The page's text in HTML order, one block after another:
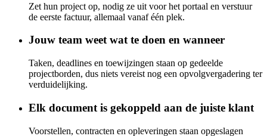
Zet hun project op, nodig ze uit voor het portaal en verstuur
de eerste factuur, allemaal vanaf één plek.
Jouw team weet wat te doen en wanneer
Taken, deadlines en toewijzingen staan op gedeelde
projectborden, dus niets vereist nog een opvolgvergadering ter
verduidelijking.
Elk document is gekoppeld aan de juiste klant
Voorstellen, contracten en opleveringen staan opgeslagen